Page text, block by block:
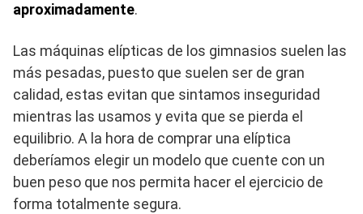
aproximadamente.
Las máquinas elípticas de los gimnasios suelen las
más pesadas, puesto que suelen ser de gran
calidad, estas evitan que sintamos inseguridad
mientras las usamos y evita que se pierda el
equilibrio. A la hora de comprar una elíptica
deberíamos elegir un modelo que cuente con un
buen peso que nos permita hacer el ejercicio de
forma totalmente segura.